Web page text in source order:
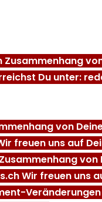
Du unter:
von
freuen uns auf
Wir freuen uns